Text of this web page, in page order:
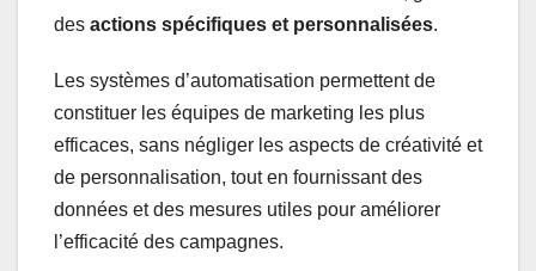
des actions spécifiques et personnalisées.
Les systèmes d’automatisation permettent de
constituer les équipes de marketing les plus
efficaces, sans négliger les aspects de créativité et
de personnalisation, tout en fournissant des
données et des mesures utiles pour améliorer
l’efficacité des campagnes.